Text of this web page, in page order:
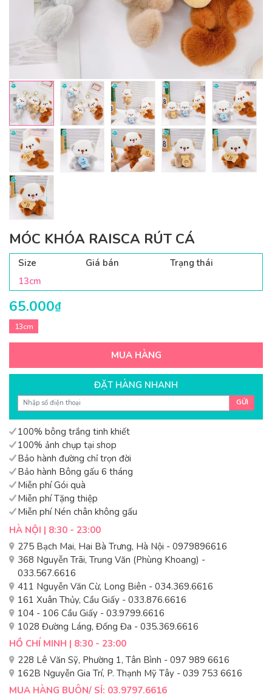
MÓC KHÓA RAISCA RÚT CÁ
Size Giá bán
Trạng thái
13cm
65.000₫
13cm
MUA HÀNG
ĐẶT HÀNG NHANH
GỬI
100% bông trắng tinh khiết
100% ảnh chụp tại shop
Bảo hành đường chỉ trọn đời
Bảo hành Bông gấu 6 tháng
Miễn phí Gói quà
Miễn phí Tặng thiệp
Miễn phí Nén chân không gấu
HÀ NỘI | 8:30 - 23:00
275 Bạch Mai, Hai Bà Trưng, Hà Nội - 0979896616
368 Nguyễn Trãi, Trung Văn (Phùng Khoang) -
033.567.6616
411 Nguyễn Văn Cừ, Long Biên - 034.369.6616
161 Xuân Thủy, Cầu Giấy - 033.876.6616
104 - 106 Cầu Giấy - 03.9799.6616
1028 Đường Láng, Đống Đa - 035.369.6616
HỒ CHÍ MINH | 8:30 - 23:00
228 Lê Văn Sỹ, Phường 1, Tân Bình - 097 989 6616
162B Nguyễn Gia Trí, P. Thạnh Mỹ Tây - 039 753 6616
MUA HÀNG BUÔN/ SỈ: 03.9797.6616